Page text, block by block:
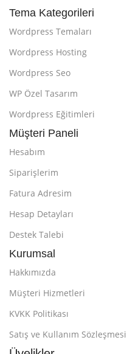
Tema Kategorileri
Wordpress Temaları
Wordpress Hosting
Wordpress Seo
WP Özel Tasarım
Wordpress Eğitimleri
Müşteri Paneli
Hesabım
Siparişlerim
Fatura Adresim
Hesap Detayları
Destek Talebi
Kurumsal
Hakkımızda
Müşteri Hizmetleri
KVKK Politikası
Satış ve Kullanım Sözleşmesi